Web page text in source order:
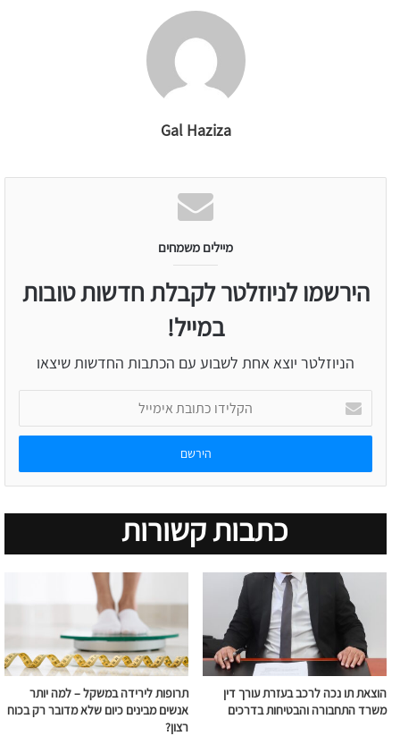
Gal Haziza
מיילים משמחים
הירשמו לניוזלטר לקבלת חדשות טובות
במייל!
הניוזלטר יוצא אחת לשבוע עם הכתבות החדשות שיצאו
הקלידו
כתובת
אימייל
כתבות קשורות
הוצאת תו נכה לרכב בעזרת עורך דין
משרד התחבורה והבטיחות בדרכים
תרופות לירידה במשקל – למה יותר
אנשים מבינים כיום שלא מדובר רק בכוח
רצון?